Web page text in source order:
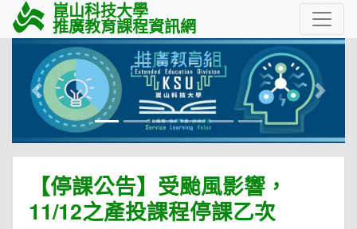
崑山科技大學
推廣教育課程資訊網
Previous Next
【停課公告】受颱風影響，
11/12之產投課程停課乙次